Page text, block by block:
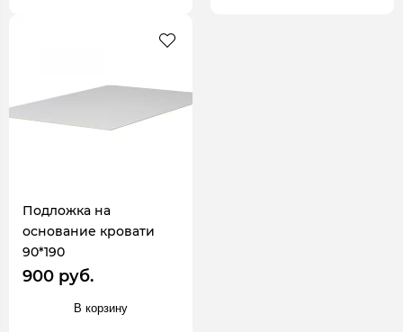
Подложка на
основание кровати
90*190
900 руб.
В корзину